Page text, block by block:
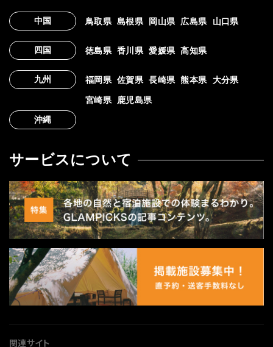
中国 鳥取県 島根県 岡山県 広島県 山口県
四国 徳島県 香川県 愛媛県 高知県
九州 福岡県 佐賀県 長崎県 熊本県 大分県
宮崎県
鹿児島県
沖縄
サービスについて
関連サイト